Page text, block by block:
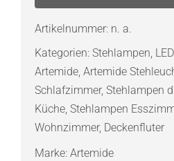
Artikelnummer: n. a.
Kategorien: Stehlampen,
Artemide, Artemide
Schlafzimmer, Stehlampen
Küche, Stehlampen
Wohnzimmer, Deckenfluter
Marke: Artemide